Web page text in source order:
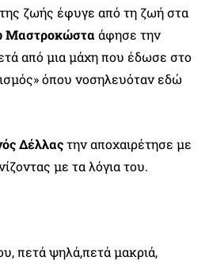
ζωής έφυγε από τη ζωή στα
Μαστροκώστα άφησε την
από μια μάχη που έδωσε στο
όπου νοσηλευόταν εδώ
Δέλλαςτην αποχαιρέτησε με
με τα λόγια του.
πετά ψηλά,πετά μακριά,